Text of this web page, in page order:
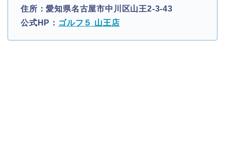
住所：愛知県名古屋市中川区山王2-3-43
公式HP： ゴルフ５ 山王店